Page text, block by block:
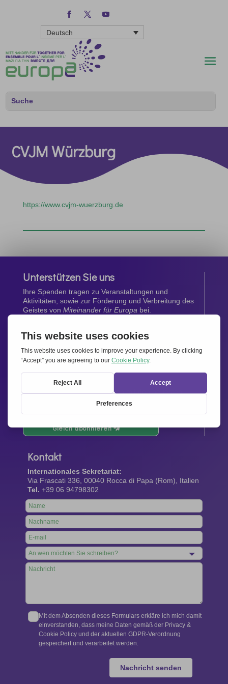
Deutsch
CVJM Würzburg
https://www.cvjm-wuerzburg.de
Unterstützen Sie uns
Ihre Spenden tragen zu Veranstaltungen und
Aktivitäten, sowie zur Förderung und Verbreitung des
Geistes von Miteinander für Europa bei.
Jetzt spenden
Newsletter
Bleiben Sie auf dem Laufenden mit den neuesten
Infos aus unserem Netzwerk.
Gleich abonnieren
Kontakt
Internationales Sekretariat:
Via Frascati 336, 00040 Rocca di Papa (Rom), Italien
Tel. +39 06 94798302
Leave
this
field
blank
Mit dem Absenden dieses Formulars erkläre ich mich damit
einverstanden, dass meine Daten gemäß der Privacy &
Cookie Policy und der aktuellen GDPR-Verordnung
gespeichert und verarbeitet werden.
Nachricht senden